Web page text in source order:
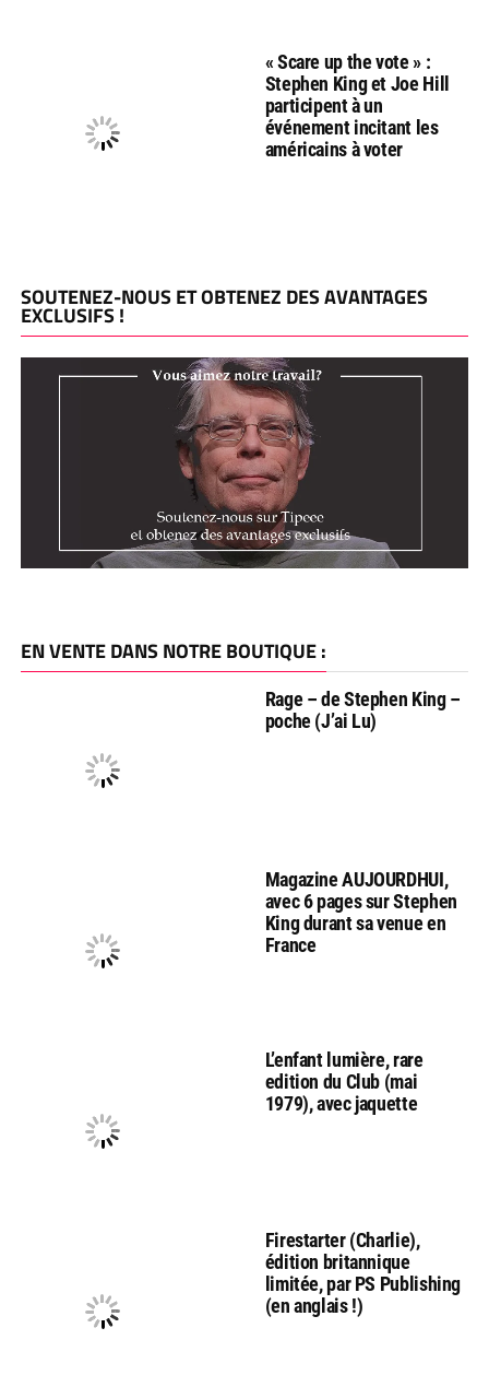
« Scare up the vote » :
Stephen King et Joe Hill
participent à un
événement incitant les
américains à voter
SOUTENEZ-NOUS ET OBTENEZ DES AVANTAGES
EXCLUSIFS !
EN VENTE DANS NOTRE BOUTIQUE :
Rage – de Stephen King –
poche (J’ai Lu)
Magazine AUJOURDHUI,
avec 6 pages sur Stephen
King durant sa venue en
France
L’enfant lumière, rare
edition du Club (mai
1979), avec jaquette
Firestarter (Charlie),
édition britannique
limitée, par PS Publishing
(en anglais !)